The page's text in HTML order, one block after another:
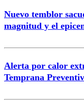
Nuevo temblor
magnitud y el
Alerta por calor
Temprana